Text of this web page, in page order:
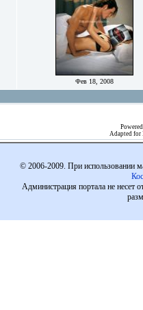
Фев 18, 2008
Adapted for
© 2006-2009. При использовании
Администрация портала не несет